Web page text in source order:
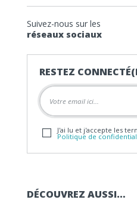
Suivez-nous sur les
réseaux sociaux
RESTEZ
J'ai lu et j'accepte les
Politique de
DÉCOUVREZ AUSSI…